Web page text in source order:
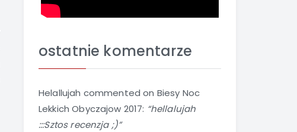
ostatnie komentarze
Helallujah commented on Biesy Noc
Lekkich Obyczajow 2017: “hellalujah
:::Sztos recenzja ;)”